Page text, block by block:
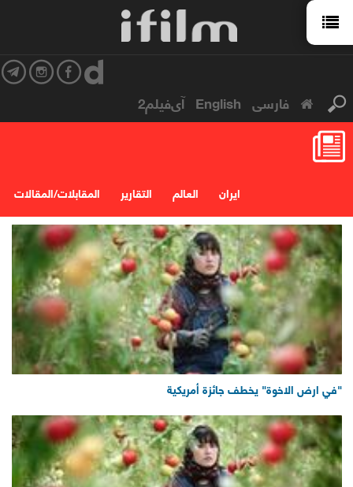
فارسی English آی‌فیلم2
المقابلات/المقالات التقارير العالم ایران
"في ارض الاخوة" يخطف جائزة أمريكية